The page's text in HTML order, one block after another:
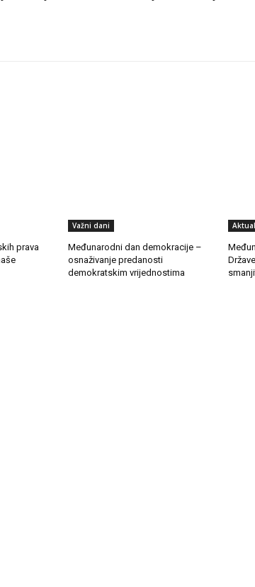
prava
Važni dani
Međunarodni dan demokracije –
osnaživanje predanosti
demokratskim vrijednostima